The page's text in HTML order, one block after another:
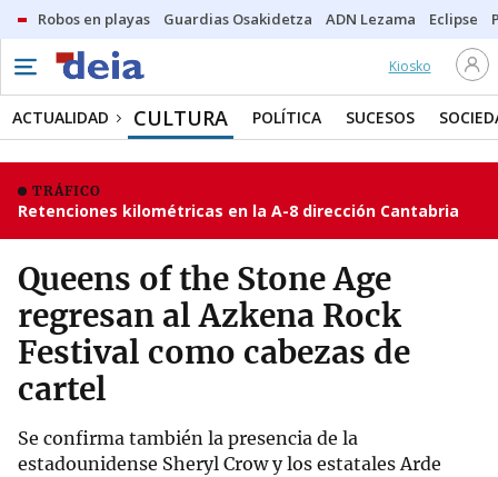
Robos en playas Guardias Osakidetza ADN Lezama Eclipse
Kiosko
ACTUALIDAD CULTURA POLÍTICA SUCESOS
TRÁFICO
Retenciones kilométricas en la A-8 dirección Cantabria
Queens of the Stone Age
regresan al Azkena Rock
Festival como cabezas de
cartel
Se confirma también la presencia de la
estadounidense Sheryl Crow y los estatales Arde